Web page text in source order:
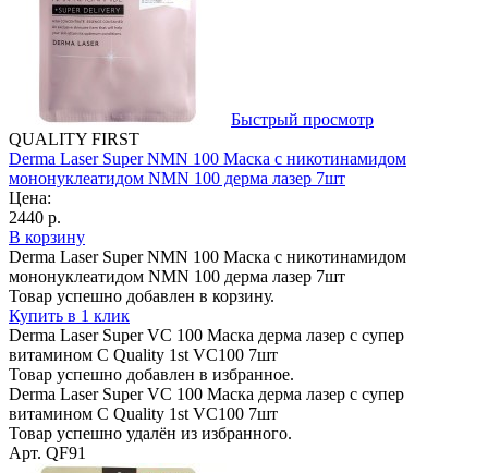
Быстрый просмотр
QUALITY FIRST
Derma Laser Super NMN 100 Маска с никотинамидом
мононуклеатидом NMN 100 дерма лазер 7шт
Цена:
2440 р.
В корзину
Derma Laser Super NMN 100 Маска с никотинамидом
мононуклеатидом NMN 100 дерма лазер 7шт
Товар успешно добавлен в корзину.
Купить в 1 клик
Derma Laser Super VC 100 Маска дерма лазер с супер
витамином С Quality 1st VC100 7шт
Товар успешно добавлен в избранное.
Derma Laser Super VC 100 Маска дерма лазер с супер
витамином С Quality 1st VC100 7шт
Товар успешно удалён из избранного.
Арт. QF91